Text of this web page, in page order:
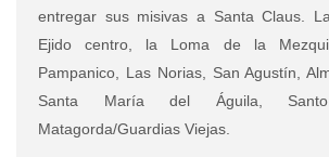
entregar sus misivas a Santa Claus.
Ejido centro, la Loma de la
Pampanico, Las Norias, San Agustín,
Santa María del Águila,
Matagorda/Guardias Viejas.